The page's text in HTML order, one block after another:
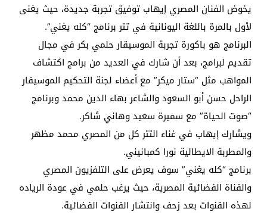
يخوض الفنان المصري إيهاب توفيق تجربة جديدة، حيث يغنى
لأول بالمرة باللغة اليونانية في تتر برنامج “كله يغني”.
البرنامج هو باكورة تجربة الموسيقار حلمي بكر في مجال
تقديم لبرامج، بعد أن شارك في العديد من برامج اكتشاف
المواهب مثل “ستار ميكر” مع أعضاء لجنة التحكيم الموسيقار
الراحل حسن أبو السعود والشاعر بهاء الدين محمد وبرنامج
“صوت الحياة” مع سميرة سعيد وهاني شاكر.
ويشارك إيهاب في غناء التتر كل من المصري محمد مظهر
والمطربة الايطالية نورا كمبانيني.
برنامج “كله يغني” سوف يعرض على التلفزيون المصري
والقناة الفضائية المصرية، حيث يرغب حلمي في عودة الرياده
لهذه القنوات بعد زحف وانتشار القنوات الفضائية.